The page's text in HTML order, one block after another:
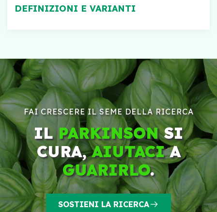
DEFINIZIONI E VARIANTI
FAI CRESCERE IL SEME DELLA RICERCA
ILPARKINSONSI
CURA,AIUTACIA
GUARIRLO.
SOSTIENI LA RICERCA